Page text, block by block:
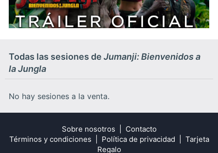
Video
Todas las sesiones de Jumanji: Bienvenidos a
la Jungla
No hay sesiones a la venta.
Sobre nosotros
Contacto
Términos y condiciones
Política de privacidad
Tarjeta
Regalo